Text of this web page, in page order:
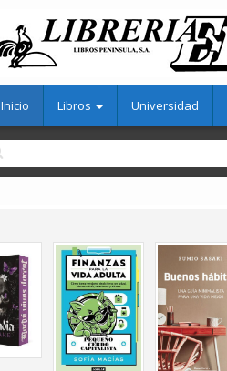
Inicio Libros Universidad